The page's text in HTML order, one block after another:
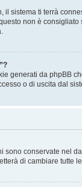
il sistema ti terrà
non è
generati da phpBB
o di uscita dal
sono conservate nel
di cambiare tutte